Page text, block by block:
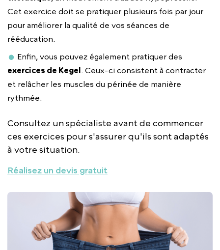
Cet exercice doit se pratiquer plusieurs fois par jour
pour améliorer la qualité de vos séances de
rééducation.
Enfin, vous pouvez également pratiquer des
exercices de Kegel . Ceux-ci consistent à contracter
et relâcher les muscles du périnée de manière
rythmée.
Consultez un spécialiste avant de commencer
ces exercices pour s'assurer qu'ils sont adaptés
à votre situation.
Réalisez un devis gratuit